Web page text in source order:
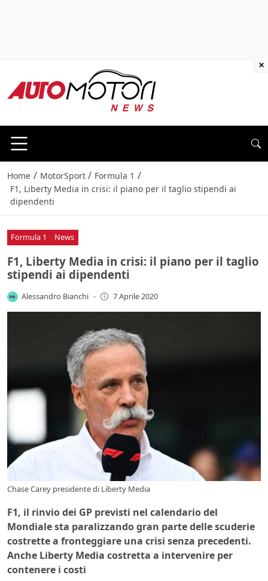
Home / MotorSport / Formula 1 /
F1, Liberty Media in crisi: il piano per il taglio stipendi ai
dipendenti
Formula 1 News
F1, Liberty Media in crisi: il piano per il taglio
stipendi ai dipendenti
Alessandro Bianchi - 7 Aprile 2020
Chase Carey presidente di Liberty Media
F1, il rinvio dei GP previsti nel calendario del
Mondiale sta paralizzando gran parte delle scuderie
costrette a fronteggiare una crisi senza precedenti.
Anche Liberty Media costretta a intervenire per
contenere i costi
×